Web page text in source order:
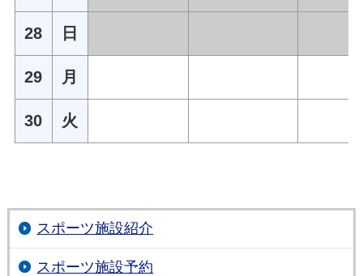
28 日
29 月
30 火
スポーツ施設紹介
スポーツ施設予約